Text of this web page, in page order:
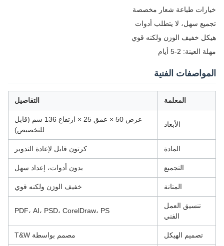
خيارات طباعة شعار مخصصة
تجميع سهل، لا يتطلب أدوات
هيكل خفيف الوزن ولكنه قوي
مهلة العينة: 2-5 أيام
المواصفات الفنية
المعلمة التفاصيل
الأبعاد
عرض 50 × عمق 25 × ارتفاع 136 سم (قابل
للتخصيص)
المادة كرتون قابل لإعادة التدوير
التجميع بدون أدوات، إعداد سهل
المتانة خفيف الوزن ولكنه قوي
تنسيق العمل
الفني
PDF، AI، PSD، CorelDraw، PS
تصميم الهيكل مصمم بواسطة T&W